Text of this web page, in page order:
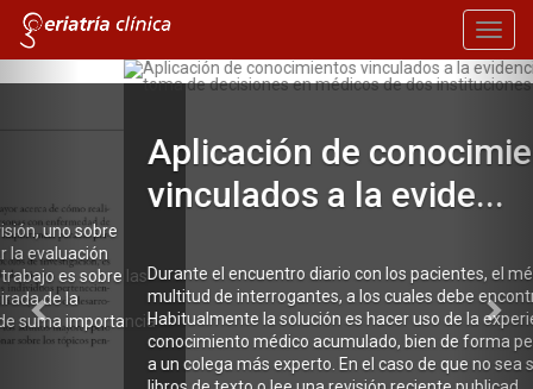
Aplicación de conocimientos
vinculados a la evide...
Durante el encuentro diario con los pacientes, el médico se
multitud de interrogantes, a los cuales debe encontrar repuesta.
Habitualmente la solución es hacer uso de la experiencia y del
conocimiento médico acumulado, bien de forma personal o
a un colega más experto. En el caso de que no sea suficiente, se
Previous